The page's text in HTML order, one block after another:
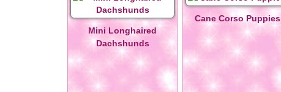
Mini Longhaired
Dachshunds
Cane Corso Puppies